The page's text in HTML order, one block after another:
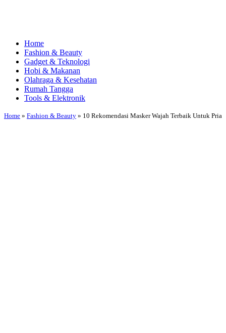
Home
Fashion & Beauty
Gadget & Teknologi
Hobi & Makanan
Olahraga & Kesehatan
Rumah Tangga
Tools & Elektronik
Home » Fashion & Beauty » 10 Rekomendasi Masker Wajah Terbaik Untuk Pria